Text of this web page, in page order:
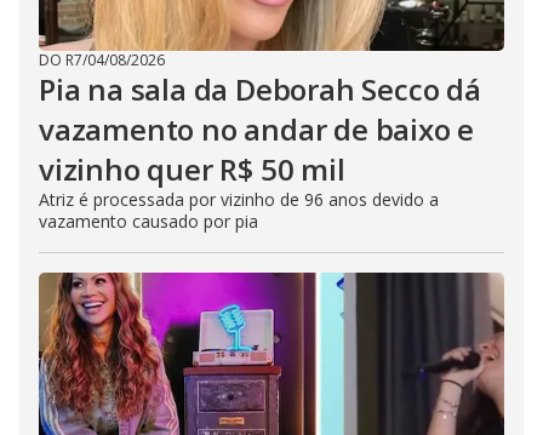
DO R7/04/08/2026
Pia na sala da Deborah Secco dá
vazamento no andar de baixo e
vizinho quer R$ 50 mil
Atriz é processada por vizinho de 96 anos devido a
vazamento causado por pia